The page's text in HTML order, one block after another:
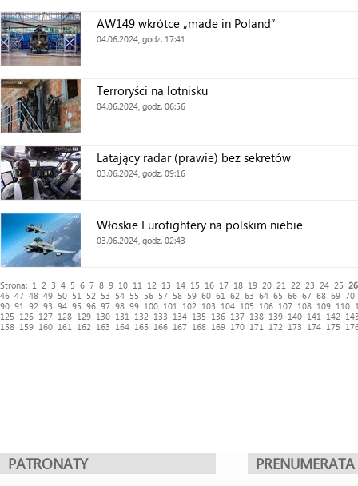
AW149 wkrótce „made in Poland”
04.06.2024, godz. 17:41
Terroryści na lotnisku
04.06.2024, godz. 06:56
Latający radar (prawie) bez sekretów
03.06.2024, godz. 09:16
Włoskie Eurofightery na polskim niebie
03.06.2024, godz. 02:43
Strona: 1 2 3 4 5 6 7 8 9 10 11 12 13 14 15 16 17 18 19 20 21 22 23 24 25 26
46 47 48 49 50 51 52 53 54 55 56 57 58 59 60 61 62 63 64 65 66 67 68 69 70
90 91 92 93 94 95 96 97 98 99 100 101 102 103 104 105 106 107 108 109 110
125
126 127 128 129 130 131 132 133 134 135 136 137 138 139 140 141 142
158 159 160 161 162 163 164 165 166 167 168 169 170 171 172 173 174 175
PATRONATY PRENUMERATA